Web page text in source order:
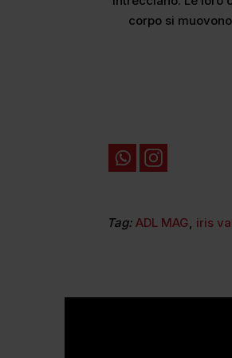
corpo si
Tag: ADL MAG, iris